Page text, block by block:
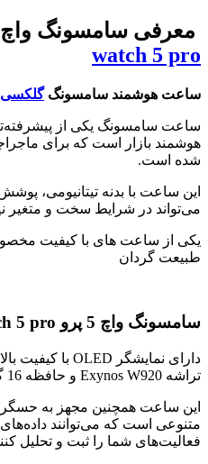
معرفی سامسونگ واچ 5 پرو
watch 5 pro
ساعت هوشمند سامسونگگلکسی
ساعت سامسونگ یکی از
هوشمند بازار است که برای
شده است.
این ساعت با بدنه تیتانیومی،
می‌تواند در شرایط سخت و متغیر
یکی از ساعت های با کیفیت
طبیعت گردان
سامسونگ واچ 5 پرو samsung watch 5 pro
تراشه Exynos W920 و حافظه 16 گیگابایت است.
این ساعت همچنین مجهز به
متنوعی است که می‌توانند
فعالیت‌های شما را ثبت و تحلیل